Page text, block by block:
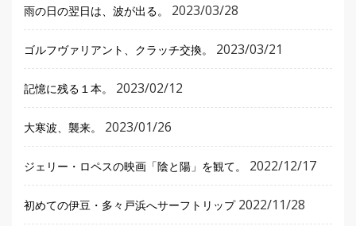
雨の日の翌日は、波が出る。 2023/03/28
ゴルフヴァリアント、クラッチ交換。 2023/03/21
記憶に残る１本。 2023/02/12
大寒波、襲来。 2023/01/26
ジェリー・ロペスの映画「陰と陽」を観て。 2022/12/17
初めての伊豆・多々戸浜へサーフトリップ 2022/11/28